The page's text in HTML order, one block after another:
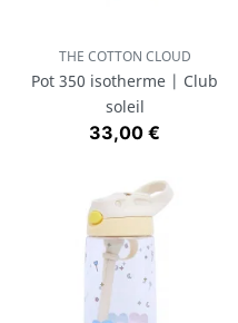
THE COTTON CLOUD
Pot 350 isotherme | Club
soleil
Prix
33,00 €